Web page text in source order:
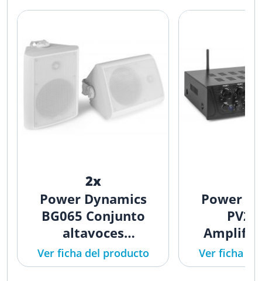
2x
Power Dynamics
BG065 Conjunto
altavoces
Interior/Exterior 6,5"
150W Blanco 100058
Ver ficha del producto
Power
audio de
400W
Ver ficha